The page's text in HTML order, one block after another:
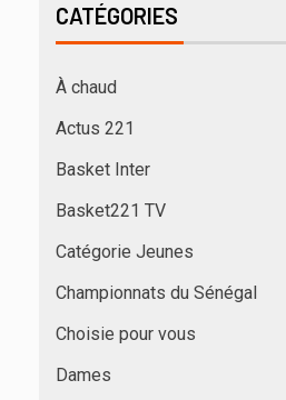
CATÉGORIES
À chaud
Actus 221
Basket Inter
Basket221 TV
Catégorie Jeunes
Championnats du Sénégal
Choisie pour vous
Dames